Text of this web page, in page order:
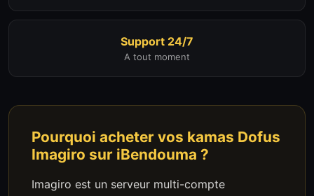
Support 24/7
A tout moment
Pourquoi acheter vos kamas Dofus
Imagiro sur iBendouma ?
Imagiro est un serveur multi-compte